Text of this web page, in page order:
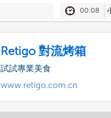
00:08
Retigo 對流烤箱
試試專業美食
www.retigo.com.cn